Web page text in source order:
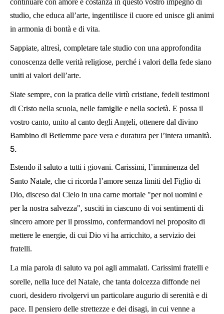
continuare con amore e costanza in questo vostro impegno di
studio, che educa all’arte, ingentilisce il cuore ed unisce gli animi
in armonia di bontà e di vita.
Sappiate, altresì, completare tale studio con una approfondita
conoscenza delle verità religiose, perché i valori della fede siano
uniti ai valori dell’arte.
Siate sempre, con la pratica delle virtù cristiane, fedeli testimoni
di Cristo nella scuola, nelle famiglie e nella società. E possa il
vostro canto, unito al canto degli Angeli, ottenere dal divino
Bambino di Betlemme pace vera e duratura per l’intera umanità.
5.
Estendo il saluto a tutti i giovani. Carissimi, l’imminenza del
Santo Natale, che ci ricorda l’amore senza limiti del Figlio di
Dio, disceso dal Cielo in una carne mortale "per noi uomini e
per la nostra salvezza", susciti in ciascuno di voi sentimenti di
sincero amore per il prossimo, confermandovi nel proposito di
mettere le energie, di cui Dio vi ha arricchito, a servizio dei
fratelli.
La mia parola di saluto va poi agli ammalati. Carissimi fratelli e
sorelle, nella luce del Natale, che tanta dolcezza diffonde nei
cuori, desidero rivolgervi un particolare augurio di serenità e di
pace. Il pensiero delle strettezze e dei disagi, in cui venne a